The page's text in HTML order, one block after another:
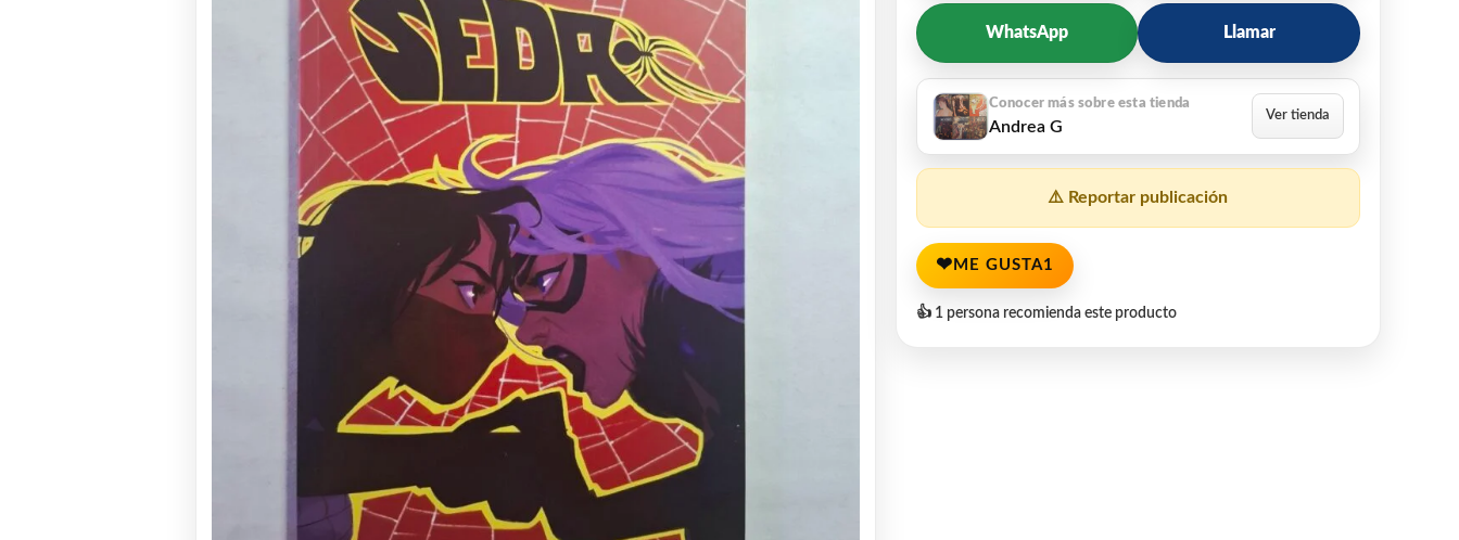
WhatsApp Llamar
Andrea G
⚠️ Reportar publicación
❤ ME GUSTA1
👍 1 persona recomienda este producto